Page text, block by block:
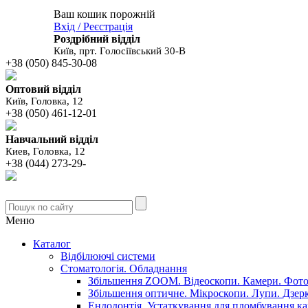
Ваш кошик порожній
Вхід / Реєстрація
Роздрібний відділ
Київ, прт. Голосіївський 30-В
+38 (050) 845-30-08
Оптовий відділ
Київ, Головка, 12
+38 (050) 461-12-01
Навчальний відділ
Киев, Головка, 12
+38 (044) 273-29-
Меню
Каталог
Відбілюючі системи
Стоматологія. Обладнання
Збільшення ZOOM. Відеоскопи. Камери.
Збільшення оптичне. Мікроскопи. Лупи.
Ендодонтія. Устаткування для пломбування